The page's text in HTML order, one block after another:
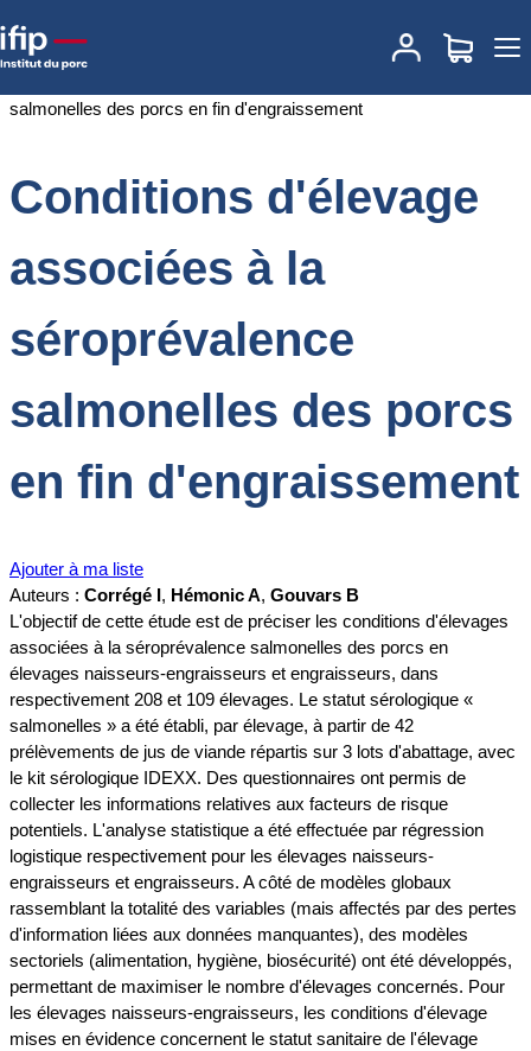
Accueil
Conditions d'élevage associées à la
séroprévalence salmonelles des porcs en fin d'engraissement
Conditions d'élevage
associées à la
séroprévalence
salmonelles des porcs
en fin d'engraissement
Ajouter à ma liste
Auteurs : Corrégé I, Hémonic A, Gouvars B
L'objectif de cette étude est de préciser les conditions d'élevages
associées à la séroprévalence salmonelles des porcs en
élevages naisseurs-engraisseurs et engraisseurs, dans
respectivement 208 et 109 élevages. Le statut sérologique «
salmonelles » a été établi, par élevage, à partir de 42
prélèvements de jus de viande répartis sur 3 lots d'abattage, avec
le kit sérologique IDEXX. Des questionnaires ont permis de
collecter les informations relatives aux facteurs de risque
potentiels. L'analyse statistique a été effectuée par régression
logistique respectivement pour les élevages naisseurs-
engraisseurs et engraisseurs. A côté de modèles globaux
rassemblant la totalité des variables (mais affectés par des pertes
d'information liées aux données manquantes), des modèles
sectoriels (alimentation, hygiène, biosécurité) ont été développés,
permettant de maximiser le nombre d'élevages concernés. Pour
les élevages naisseurs-engraisseurs, les conditions d'élevage
mises en évidence concernent le statut sanitaire de l'élevage